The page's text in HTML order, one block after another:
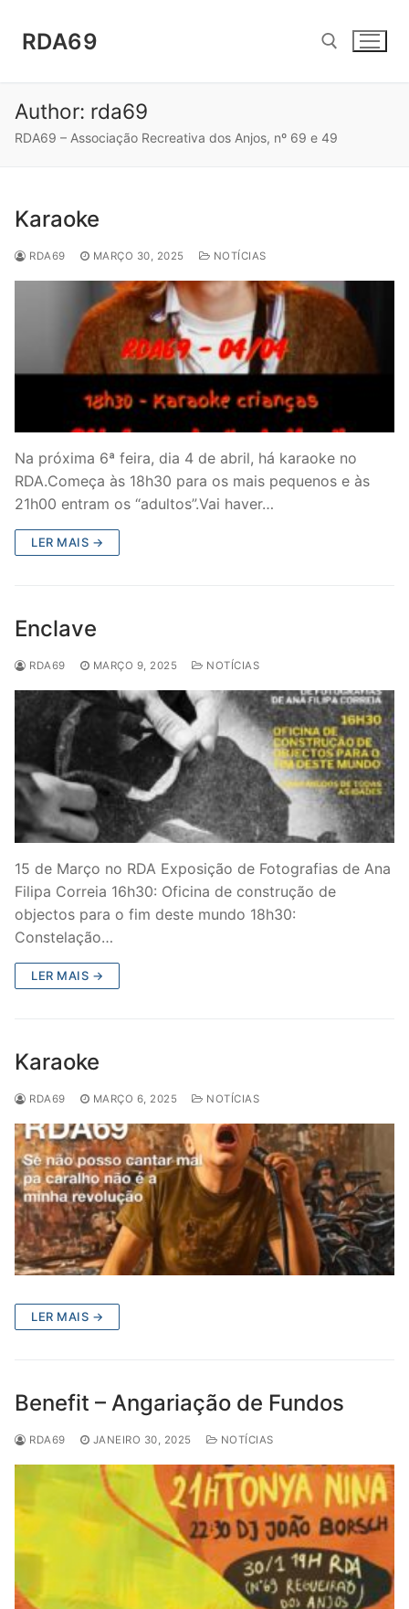
paraRDA69
Author: rda69
RDA69 – Associação Recreativa dos Anjos, nº 69 e 49
Karaoke
RDA69 MARÇO 30, 2025 NOTÍCIAS
Na próxima 6ª feira, dia 4 de abril, há karaoke no
RDA.Começa às 18h30 para os mais pequenos e às
21h00 entram os “adultos”.Vai haver…
LER MAIS →
Enclave
RDA69 MARÇO 9, 2025 NOTÍCIAS
15 de Março no RDA Exposição de Fotografias de Ana
Filipa Correia 16h30: Oficina de construção de
objectos para o fim deste mundo 18h30:
Constelação…
LER MAIS →
Karaoke
RDA69 MARÇO 6, 2025 NOTÍCIAS
LER MAIS →
Benefit – Angariação de Fundos
RDA69 JANEIRO 30, 2025 NOTÍCIAS